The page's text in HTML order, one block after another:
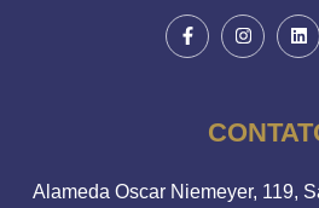
Alameda Oscar Niemeyer, 119,